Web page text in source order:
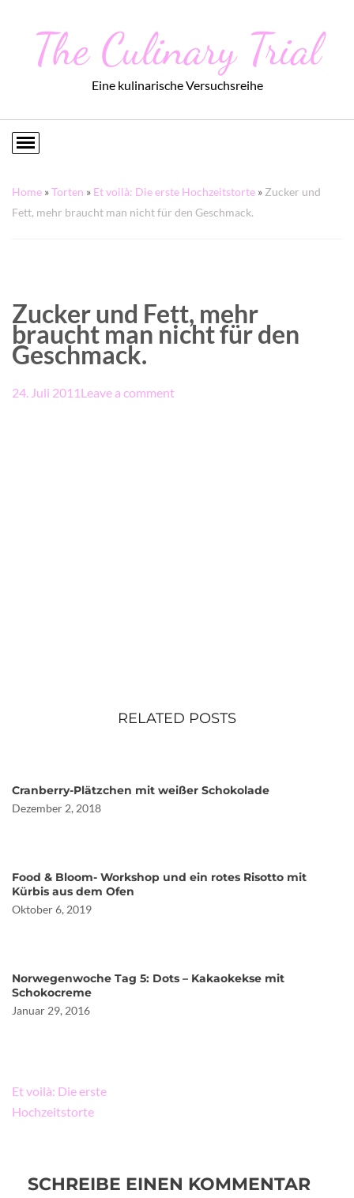
The Culinary Trial
Eine kulinarische Versuchsreihe
Home »Torten » Et voilà: Die erste Hochzeitstorte » Zucker und
Fett, mehr braucht man nicht für den Geschmack.
Zucker und Fett, mehr
braucht man nicht für den
Geschmack.
24. Juli 2011 Leave a comment
RELATED POSTS
Cranberry-Plätzchen mit weißer Schokolade
Dezember 2, 2018
Food & Bloom- Workshop und ein rotes Risotto mit
Kürbis aus dem Ofen
Oktober 6, 2019
Norwegenwoche Tag 5: Dots – Kakaokekse mit
Schokocreme
Januar 29, 2016
Beitragsnavigation
Et voilà: Die erste
Hochzeitstorte
SCHREIBE EINEN KOMMENTAR